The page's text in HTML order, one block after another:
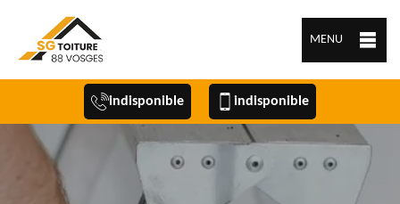
MENU
indisponible indisponible